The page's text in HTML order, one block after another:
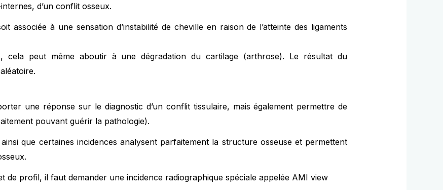
d’un conflit osseux.
associée à une sensation d’instabilité de cheville en raison de l’atteinte des ligaments
cela peut même aboutir à une dégradation du cartilage (arthrose). Le résultat du
une réponse sur le diagnostic d’un conflit tissulaire, mais également permettre de
pouvant guérir la pathologie).
ainsi que certaines incidences analysent parfaitement la structure osseuse et permettent
de profil, il faut demander une incidence radiographique spéciale appelée AMI view